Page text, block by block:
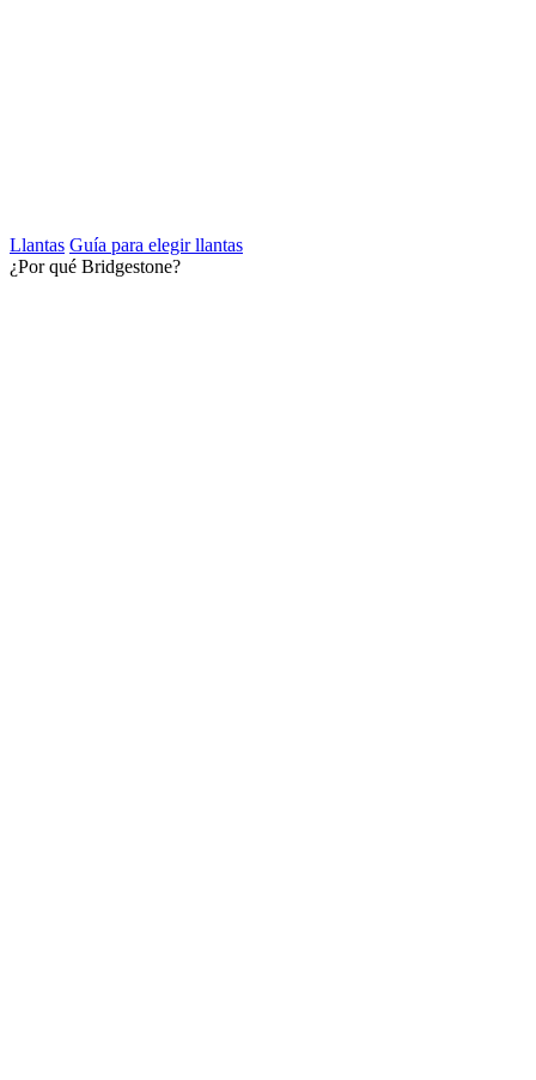
Llantas Guía para elegir llantas
¿Por qué Bridgestone?